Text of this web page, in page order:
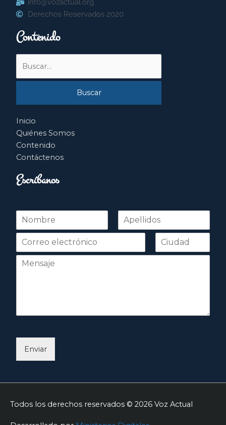
info@vozactual.org
Derechos Reservados 2020
Contenido
por:
Inicio
Quiénes Somos
Contenido
Contáctenos
Escríbanos
N
m
r
Nombre Apellidos
Enviar
Todos los derechos reservados © 2026 Voz Actual